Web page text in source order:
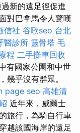
新的遠足徑促進
對巴拿馬令人驚嘆
信社 谷歌seo 台北
醫診所 靈骨塔 毛
程 二手攤車回收
有國家公園和中世
幾乎沒有群眾。
page seo 高雄清
近年來，威爾士
旅行，為騎自行車
越該國海岸的遠足